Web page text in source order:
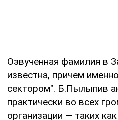
Озвученная фамилия в
известна, причем
сектором". Б.Пылыпив
практически во всех
организации — таких